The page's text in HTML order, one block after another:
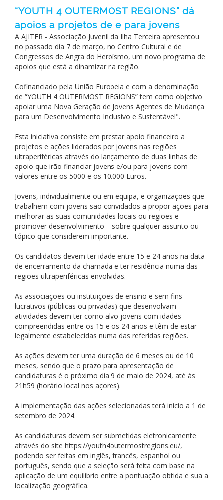
“YOUTH 4 OUTERMOST REGIONS” dá
apoios a projetos de e para jovens
A AJITER - Associação Juvenil da Ilha Terceira apresentou
no passado dia 7 de março, no Centro Cultural e de
Congressos de Angra do Heroísmo, um novo programa de
apoios que está a dinamizar na região.
Cofinanciado pela União Europeia e com a denominação
de “YOUTH 4 OUTERMOST REGIONS” tem como objetivo
apoiar uma Nova Geração de Jovens Agentes de Mudança
para um Desenvolvimento Inclusivo e Sustentável".
Esta iniciativa consiste em prestar apoio financeiro a
projetos e ações liderados por jovens nas regiões
ultraperiféricas através do lançamento de duas linhas de
apoio que irão financiar jovens e/ou para jovens com
valores entre os 5000 e os 10.000 Euros.
Jovens, individualmente ou em equipa, e organizações que
trabalhem com jovens são convidados a propor ações para
melhorar as suas comunidades locais ou regiões e
promover desenvolvimento – sobre qualquer assunto ou
tópico que considerem importante.
Os candidatos devem ter idade entre 15 e 24 anos na data
de encerramento da chamada e ter residência numa das
regiões ultraperiféricas envolvidas.
As associações ou instituições de ensino e sem fins
lucrativos (públicas ou privadas) que desenvolvam
atividades devem ter como alvo jovens com idades
compreendidas entre os 15 e os 24 anos e têm de estar
legalmente estabelecidas numa das referidas regiões.
As ações devem ter uma duração de 6 meses ou de 10
meses, sendo que o prazo para apresentação de
candidaturas é o próximo dia 9 de maio de 2024, até às
21h59 (horário local nos açores).
A implementação das ações selecionadas terá início a 1 de
setembro de 2024.
As candidaturas devem ser submetidas eletronicamente
através do site https://youth4outermostregions.eu/,
podendo ser feitas em inglês, francês, espanhol ou
português, sendo que a seleção será feita com base na
aplicação de um equilíbrio entre a pontuação obtida e sua a
localização geográfica.